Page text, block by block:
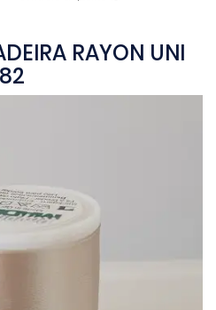
RAYON UNI